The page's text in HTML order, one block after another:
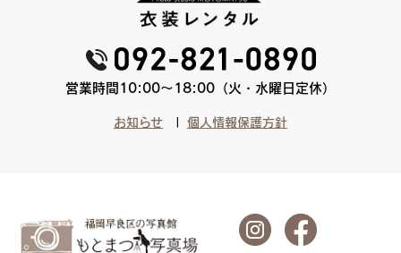
営業時間10:00〜18:00（火・水曜日定休）
お知らせ 個人情報保護方針